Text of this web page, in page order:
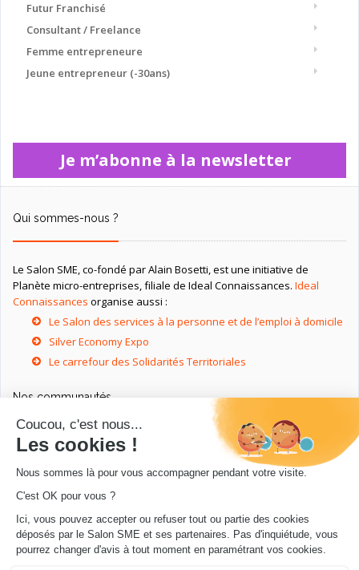
Futur Franchisé
Consultant / Freelance
Femme entrepreneure
Jeune entrepreneur (-30ans)
Je m’abonne à la newsletter
Qui sommes-nous ?
Le Salon SME, co-fondé par Alain Bosetti, est une initiative de
Planète micro-entreprises, filiale de Ideal Connaissances. Ideal
Connaissances organise aussi :
Le Salon des services à la personne et de l’emploi à domicile
Silver Economy Expo
Le carrefour des Solidarités Territoriales
Nos communautés
Ressources utiles
Livres utiles pour les entrepreneurs